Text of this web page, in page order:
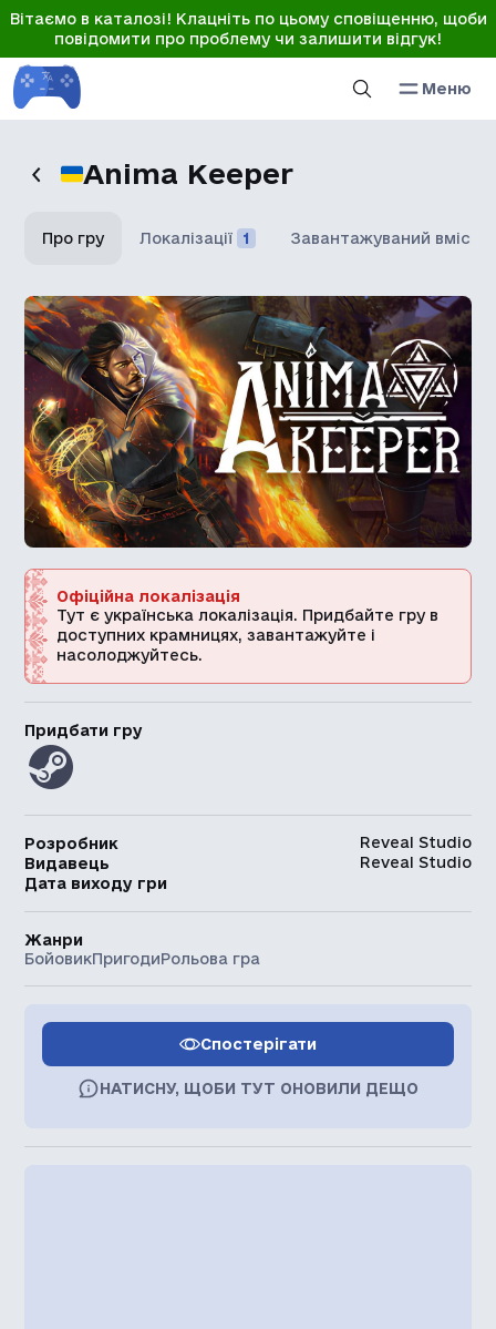
Вітаємо в каталозі! Клацніть по цьому сповіщенню, щоби
повідомити про проблему чи залишити відгук!
Меню
Anima Keeper
Про гру Локалізації 1 Завантажуваний вміст
Офіційна локалізація
Тут є українська локалізація. Придбайте гру в
доступних крамницях, завантажуйте і
насолоджуйтесь.
Придбати гру
Розробник
Reveal Studio
Видавець
Reveal Studio
Дата виходу гри
Жанри
БойовикПригодиРольова гра
Спостерігати
НАТИСНУ, ЩОБИ ТУТ ОНОВИЛИ ДЕЩО